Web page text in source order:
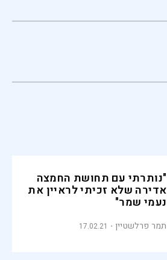
"נותרתי עם תחושת החמצה
אדירה שלא זכיתי לראיין את
נעמי שמר"
תמר פרלשטיין 17.02.21